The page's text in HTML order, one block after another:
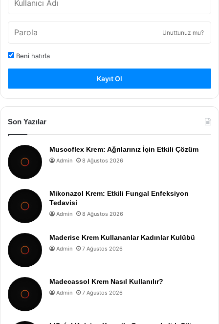
Unuttunuz mu?
Beni hatırla
Kayıt Ol
Son Yazılar
Muscoflex Krem: Ağrılarınız İçin Etkili Çözüm
Admin 8 Ağustos 2026
Mikonazol Krem: Etkili Fungal Enfeksiyon
Tedavisi
Admin 8 Ağustos 2026
Maderise Krem Kullananlar Kadınlar Kulübü
Admin 7 Ağustos 2026
Madecassol Krem Nasıl Kullanılır?
Admin 7 Ağustos 2026